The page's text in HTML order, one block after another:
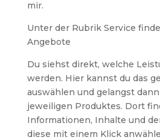
mir.
Unter der Rubrik Service
Angebote
Du siehst direkt, welche
werden. Hier kannst du das
auswählen und gelangst
jeweiligen Produktes. Dort
Informationen, Inhalte und
diese mit einem Klick